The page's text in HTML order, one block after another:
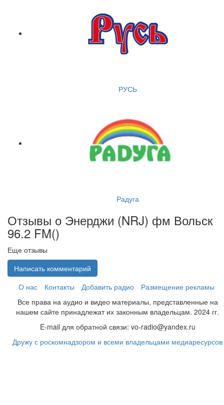
РУСЬ
Радуга
Отзывы о Энерджи (NRJ) фм Вольск
96.2 FM()
Еще отзывы
Написать комментарий
О нас
Контакты Добавить радио
Размещение рекламы
Все права на аудио и видео материалы, представленные на
нашем сайте принадлежат их законным владельцам. 2024 гг.
E-mail для обратной связи: vo-radio@yandex.ru
Дружу с роскомнадзором и всеми владельцами медиаресурсов